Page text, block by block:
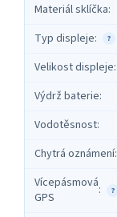
Materiál sklíčka:
?
Typ displeje:
Velikost displeje:
Výdrž baterie:
Vodotěsnost:
Chytrá oznámení:
?
Vícepásmová
GPS
: